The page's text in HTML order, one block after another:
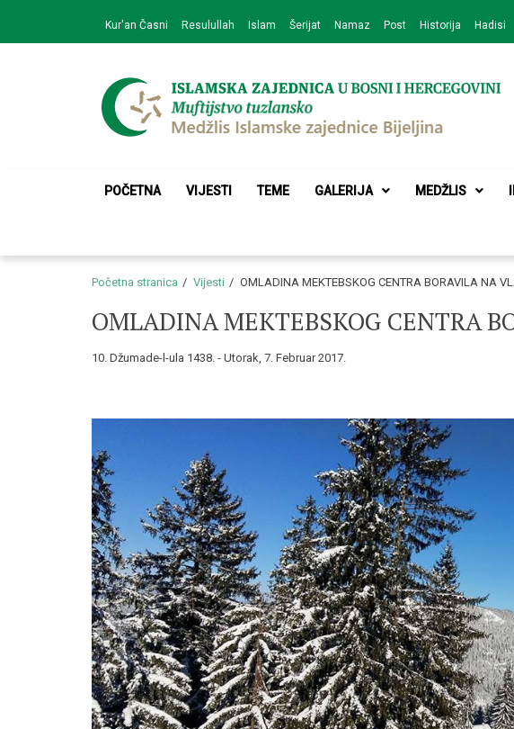
navigation
content
Kur'an Časni Resulullah Islam Šerijat Namaz Post Historija Hadisi
Medžlis Islamske
POČETNA VIJESTI TEME GALERIJA MEDŽLIS
Početna stranica Vijesti OMLADINA MEKTEBSKOG CENTRA BORAVILA NA
OMLADINA MEKTEBSKOG CENTRA
10. Džumade-l-ula 1438. - Utorak, 7. Februar 2017.